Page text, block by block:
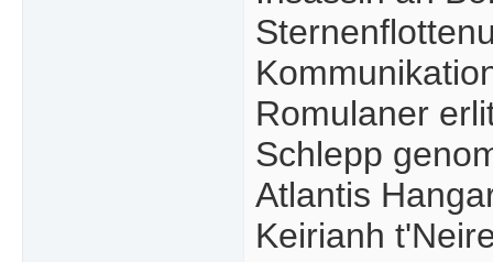
Romulaner
Schlepp
Atlantis
Keirianh